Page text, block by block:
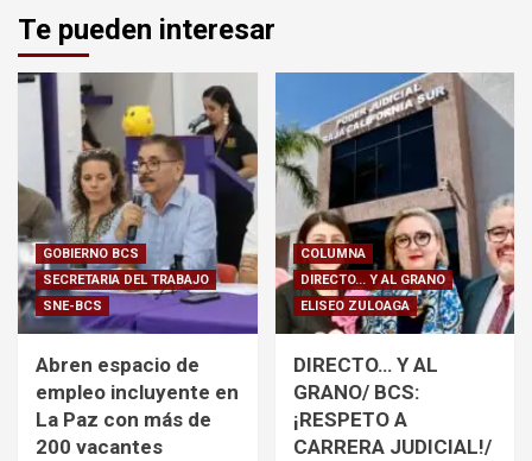
Te pueden interesar
GOBIERNO BCS
SECRETARIA DEL TRABAJO
SNE-BCS
Abren espacio de
empleo incluyente en
La Paz con más de
200 vacantes
COLUMNA
DIRECTO... Y AL GRANO
ELISEO ZULOAGA
DIRECTO… Y AL
GRANO/ BCS:
¡RESPETO A
CARRERA JUDICIAL!/